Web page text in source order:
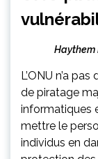
Haythem
L’ONU n’a
de piratage
informatiques
mettre le
individus en